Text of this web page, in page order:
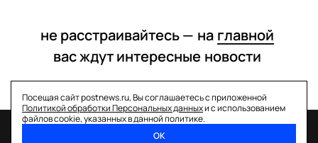
не расстраивайтесь — на главной
вас ждут интересные новости
Посещая сайт postnews.ru, Вы соглашаетесь с приложенной
Политикой обработки Персональных данныхи с использованием
файлов cookie, указанных в данной политике.
ОК